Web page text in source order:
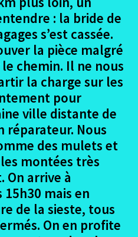
de las Pedras
– Sanabria
de Ambia
action
: la bride de
s’est cassée.
la pièce malgré
chemin. Il ne nous
la charge sur les
pour
ville distante de
réparateur. Nous
des mulets et
montées très
On arrive à
mais en
de la sieste, tous
On en profite